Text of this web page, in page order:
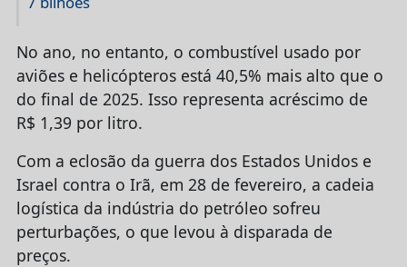
No ano, no entanto, o combustível usado por
aviões e helicópteros está 40,5% mais alto que o
do final de 2025. Isso representa acréscimo de
R$ 1,39 por litro.
Com a eclosão da guerra dos Estados Unidos e
Israel contra o Irã, em 28 de fevereiro, a cadeia
logística da indústria do petróleo sofreu
perturbações, o que levou à disparada de
preços.